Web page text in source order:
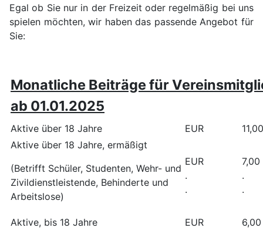
Egal ob Sie nur in der Freizeit oder regelmäßig bei uns
spielen möchten, wir haben das passende Angebot für
Sie:
Monatliche Beiträge für
ab 01.01.2025
Aktive über 18 Jahre EUR
11,00
Aktive über 18 Jahre, ermäßigt
(Betrifft Schüler, Studenten, Wehr- und
Zivildienstleistende, Behinderte und
Arbeitslose)
EUR
.
.
7,00
.
.
Aktive, bis 18 Jahre EUR
6,00